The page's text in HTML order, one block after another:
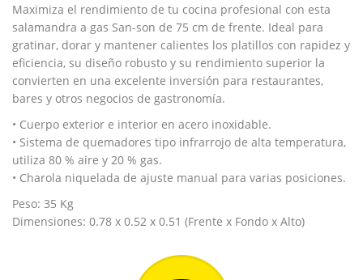
Maximiza el rendimiento de tu cocina profesional con esta
salamandra a gas San-son de 75 cm de frente. Ideal para
gratinar, dorar y mantener calientes los platillos con rapidez y
eficiencia, su diseño robusto y su rendimiento superior la
convierten en una excelente inversión para restaurantes,
bares y otros negocios de gastronomía.
• Cuerpo exterior e interior en acero inoxidable.
• Sistema de quemadores tipo infrarrojo de alta temperatura,
utiliza 80 % aire y 20 % gas.
• Charola niquelada de ajuste manual para varias posiciones.
Peso: 35 Kg
Dimensiones: 0.78 x 0.52 x 0.51 (Frente x Fondo x Alto)